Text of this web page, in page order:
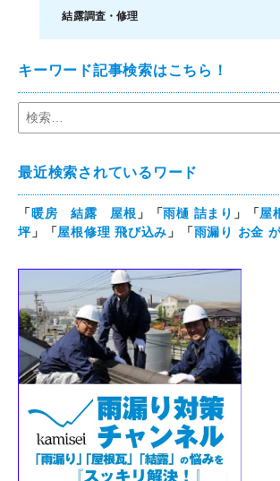
結露調査・修理
キーワード記事検索はこちら！
最近検索されているワード
「暖房 結露 屋根 」「雨樋 詰まり 」「屋
坪」「屋根修理 飛び込み 」「雨漏り お金